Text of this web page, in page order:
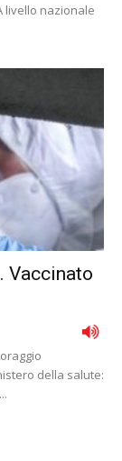
livello nazionale
Vaccinato
della salute: